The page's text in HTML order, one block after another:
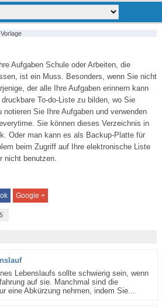
Aufgaben Schule oder Arbeiten, die
, ist ein Muss. Besonders, wenn Sie nicht
der alle Ihre Aufgaben erinnern kann
druckbare To-do-Liste zu bilden, wo Sie
notieren Sie Ihre Aufgaben und verwenden
. Sie können dieses Verzeichnis in
. Oder man kann es als Backup-Platte für
beim Zugriff auf Ihre elektronische Liste
nicht benutzen.
Google +
Lebenslaufs sollte schwierig sein, wenn
auf sie. Manchmal sind die
eine Abkürzung nehmen, indem Sie...